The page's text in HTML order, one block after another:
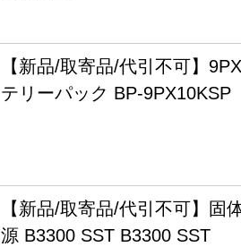
【新品/取寄品/代引不可】
テリーパック BP-9PX10KSP
【新品/取寄品/代引不可】固
源 B3300 SST B3300 SST